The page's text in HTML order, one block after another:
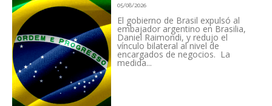
05/08/2026
El gobierno de Brasil expulsó al
embajador argentino en Brasilia,
Daniel Raimondi, y redujo el
vínculo bilateral al nivel de
encargados de negocios. La
medida...